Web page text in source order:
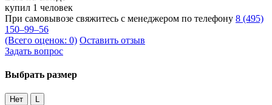
купил 1 человек
При самовывозе свяжитесь с менеджером по телефону 8 (495)
150–99–56
(Всего оценок: 0) Оставить отзыв
Задать вопрос
Выбрать размер
Нет L